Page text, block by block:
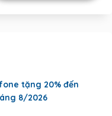
tặng 20% đến
8/2026